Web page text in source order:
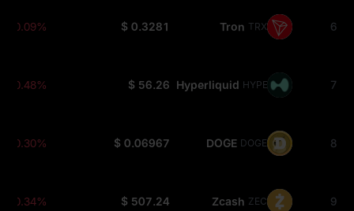
6
Tron TRX
$ 0.3281
-0.09%
7
Hyperliquid HYPE
$ 56.26
-0.48%
8
DOGE DOGE
$ 0.06967
-0.30%
9
Zcash ZEC
$ 507.24
-0.34%